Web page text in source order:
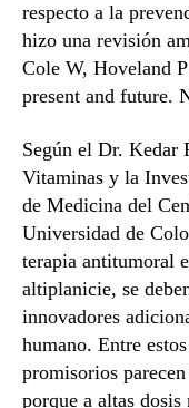
respecto a la
hizo una revisión
Cole W, Hoveland
present and future.
Según el Dr. Kedar
Vitaminas y la
de Medicina del
Universidad de
terapia antitumoral
altiplanicie, se
innovadores
humano. Entre
promisorios
porque a altas